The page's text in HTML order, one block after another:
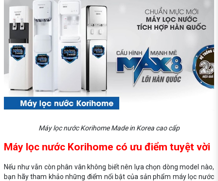
Máy lọc nước Korihome Made in Korea cao cấp
Máy lọc nước Korihome có ưu điểm tuyệt vời
Nếu như vẫn còn phân vân không biết nên lựa chọn dòng model nào,
bạn hãy tham khảo những điểm nổi bật của sản phẩm máy lọc nước